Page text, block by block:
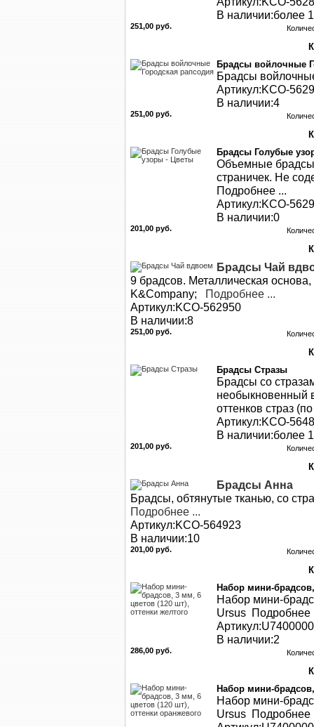
В наличии:более
251,00 руб.
Брадсы войлочные
Брадсы
Артикул:KCO-
В наличии:4
251,00 руб.
Брадсы Голубые
Объемные
страничек. Не
Подробнее ...
Артикул:KCO-
В наличии:0
201,00 руб.
Брадсы Чай
9 брадсов. Металлическая
K&Company; Подробнее ...
Артикул:KCO-562950
В наличии:8
251,00 руб.
Брадсы Стразы
Брадсы со
необыкновенный
оттенков страз
Артикул:KCO-
В наличии:более
201,00 руб.
Брадсы Анна
Брадсы, обтянутые тканью, со
Подробнее ...
Артикул:KCO-564923
В наличии:10
201,00 руб.
Набор мини-
Набор мини-
Ursus Подробнее
В наличии:2
286,00 руб.
Набор мини-
Набор мини-
Ursus Подробнее